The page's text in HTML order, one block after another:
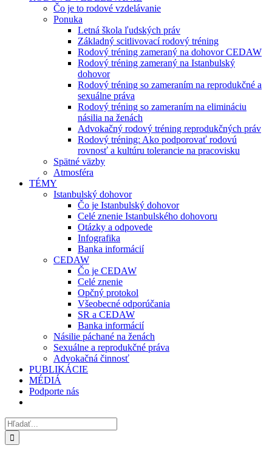
Čo je to rodové vzdelávanie
Ponuka
Letná škola ľudských práv
Základný scitlivovací rodový tréning
Rodový tréning zameraný na dohovor CEDAW
Rodový tréning zameraný na Istanbulský
dohovor
Rodový tréning so zameraním na reprodukčné a
sexuálne práva
Rodový tréning so zameraním na elimináciu
násilia na ženách
Advokačný rodový tréning reprodukčných práv
Rodový tréning: Ako podporovať rodovú
rovnosť a kultúru tolerancie na pracovisku
Spätné väzby
Atmosféra
TÉMY
Istanbulský dohovor
Čo je Istanbulský dohovor
Celé znenie Istanbulského dohovoru
Otázky a odpovede
Infografika
Banka informácií
CEDAW
Čo je CEDAW
Celé znenie
Opčný protokol
Všeobecné odporúčania
SR a CEDAW
Banka informácií
Násilie páchané na ženách
Sexuálne a reprodukčné práva
Advokačná činnosť
PUBLIKÁCIE
MÉDIÁ
Podporte nás
Hľadať: